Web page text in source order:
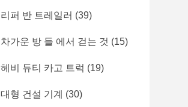
리퍼 반 트레일러 (39)
차가운 방 들 에서 걷는 것 (15)
헤비 듀티 카고 트럭 (19)
대형 건설 기계 (30)